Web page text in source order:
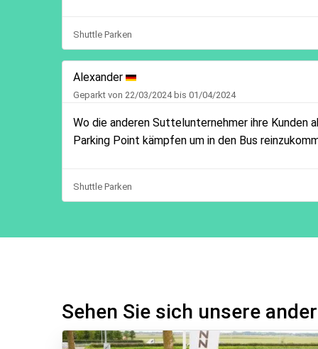
Shuttle Parken
Alexander
Geparkt von 22/03/2024 bis 01/04/2024
Wo die anderen Suttelunternehmer ihre Kunden
Parking Point kämpfen um in den Bus
Shuttle Parken
Sehen Sie sich unsere